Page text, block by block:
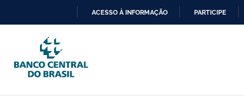
PARA
O
CONTEÚDO
ACESSO À INFORMAÇÃO PARTICIPE